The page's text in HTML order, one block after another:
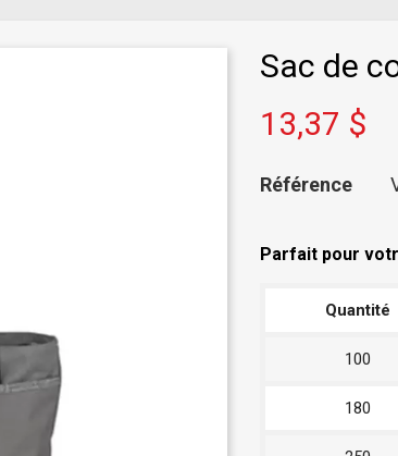
Sac de
13,37 $
Référence
Parfait pour
Quantité
100
180